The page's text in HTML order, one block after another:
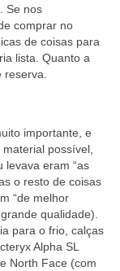
Se nos
comprar no
de coisas para
lista. Quanto a
importante, e
possível,
levava eram “as
o resto de coisas
“de melhor
qualidade).
para o frio, calças
Alpha SL
North Face (com